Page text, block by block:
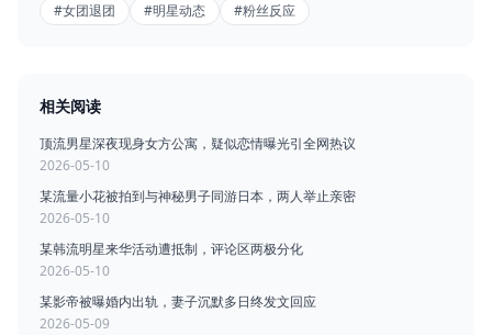
#女团退团 #明星动态 #粉丝反应
相关阅读
顶流男星深夜现身女方公寓，疑似恋情曝光引全网热议
2026-05-10
某流量小花被拍到与神秘男子同游日本，两人举止亲密
2026-05-10
某韩流明星来华活动遭抵制，评论区两极分化
2026-05-10
某影帝被曝婚内出轨，妻子沉默多日终发文回应
2026-05-09